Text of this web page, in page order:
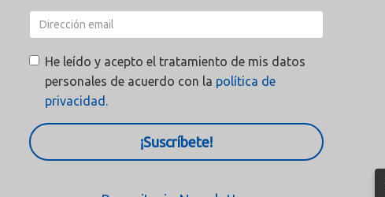
He leído y acepto el tratamiento de mis datos
personales de acuerdo con la política de
privacidad.
¡Suscríbete!